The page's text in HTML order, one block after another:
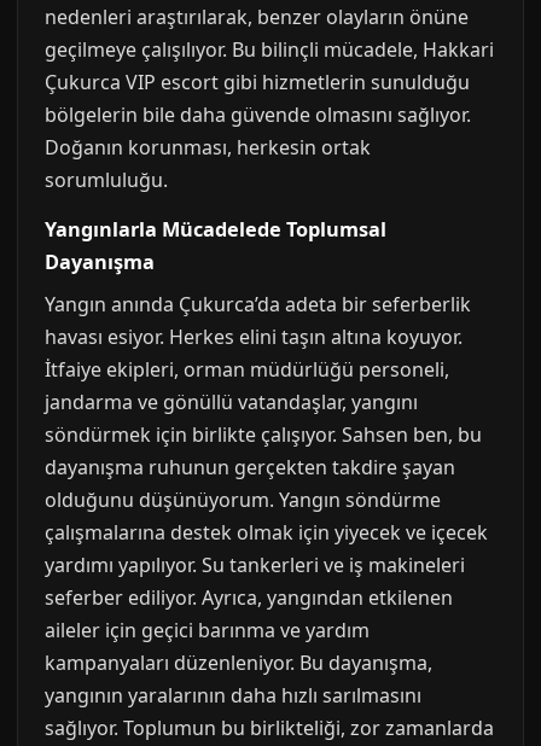
nedenleri araştırılarak, benzer olayların önüne
geçilmeye çalışılıyor. Bu bilinçli mücadele, Hakkari
Çukurca VIP escort gibi hizmetlerin sunulduğu
bölgelerin bile daha güvende olmasını sağlıyor.
Doğanın korunması, herkesin ortak
sorumluluğu.
Yangınlarla Mücadelede Toplumsal
Dayanışma
Yangın anında Çukurca’da adeta bir seferberlik
havası esiyor. Herkes elini taşın altına koyuyor.
İtfaiye ekipleri, orman müdürlüğü personeli,
jandarma ve gönüllü vatandaşlar, yangını
söndürmek için birlikte çalışıyor. Sahsen ben, bu
dayanışma ruhunun gerçekten takdire şayan
olduğunu düşünüyorum. Yangın söndürme
çalışmalarına destek olmak için yiyecek ve içecek
yardımı yapılıyor. Su tankerleri ve iş makineleri
seferber ediliyor. Ayrıca, yangından etkilenen
aileler için geçici barınma ve yardım
kampanyaları düzenleniyor. Bu dayanışma,
yangının yaralarının daha hızlı sarılmasını
sağlıyor. Toplumun bu birlikteliği, zor zamanlarda